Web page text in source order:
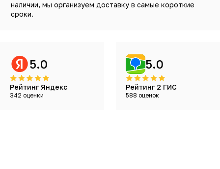
наличии, мы организуем доставку в самые короткие
сроки.
5.0
Рейтинг Яндекс
342 оценки
5.0
Рейтинг 2 ГИС
588 оценок